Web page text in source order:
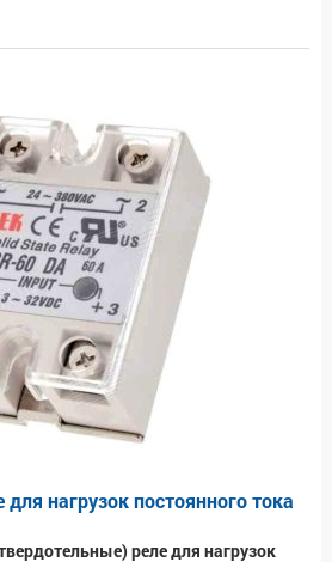
нагрузок постоянного тока
реле для нагрузок